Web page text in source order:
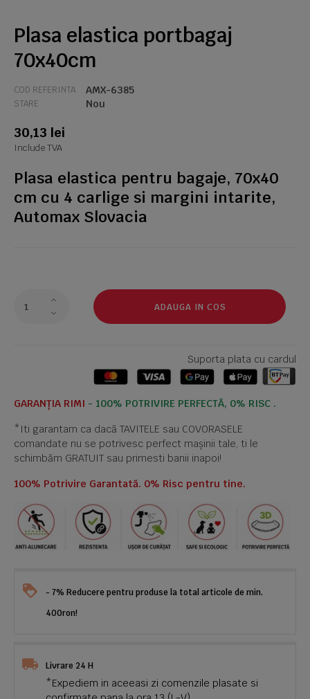
Plasa elastica portbagaj
70x40cm
COD REFERINTA AMX-6385
STARE Nou
30,13 lei
Include TVA
Plasa elastica pentru bagaje, 70x40
cm cu 4 carlige si margini intarite,
Automax Slovacia
ADAUGA IN COS
Suporta plata cu cardul
GARANȚIA RIMI - 100% POTRIVIRE PERFECTĂ, 0% RISC .
*Iti garantam ca dacă TAVITELE sau COVORASELE
comandate nu se potrivesc perfect mașinii tale, ti le
schimbăm GRATUIT sau primesti banii inapoi!
100% Potrivire Garantată. 0% Risc pentru tine.
- 7% Reducere pentru produse la total articole de min.
400ron!
Livrare 24 H
*Expediem in aceeasi zi comenzile plasate si